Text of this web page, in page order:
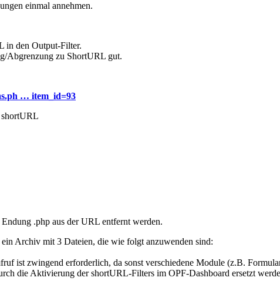
einmal annehmen.
in den Output-Filter.
Abgrenzung zu ShortURL gut.
… item_id=93
shortURL
.php aus der URL entfernt werden.
Archiv mit 3 Dateien, die wie folgt anzuwenden sind:
ist zwingend erforderlich, da sonst verschiedene Module (z.B.
die Aktivierung der shortURL-Filters im OPF-Dashboard ersetzt